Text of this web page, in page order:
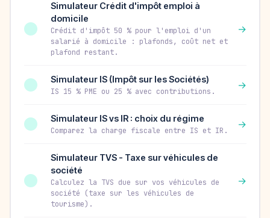
Simulateur Crédit d'impôt emploi à
domicile
Crédit d'impôt 50 % pour l'emploi d'un
salarié à domicile : plafonds, coût net et
plafond restant.
→
Simulateur IS (Impôt sur les Sociétés)
IS 15 % PME ou 25 % avec contributions.
→
Simulateur IS vs IR : choix du régime
Comparez la charge fiscale entre IS et IR.
→
Simulateur TVS - Taxe sur véhicules de
société
Calculez la TVS due sur vos véhicules de
société (taxe sur les véhicules de
tourisme).
→